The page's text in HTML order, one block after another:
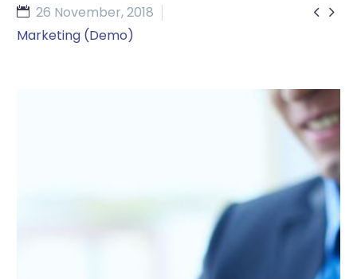
 
26 November, 2018
Marketing (Demo)